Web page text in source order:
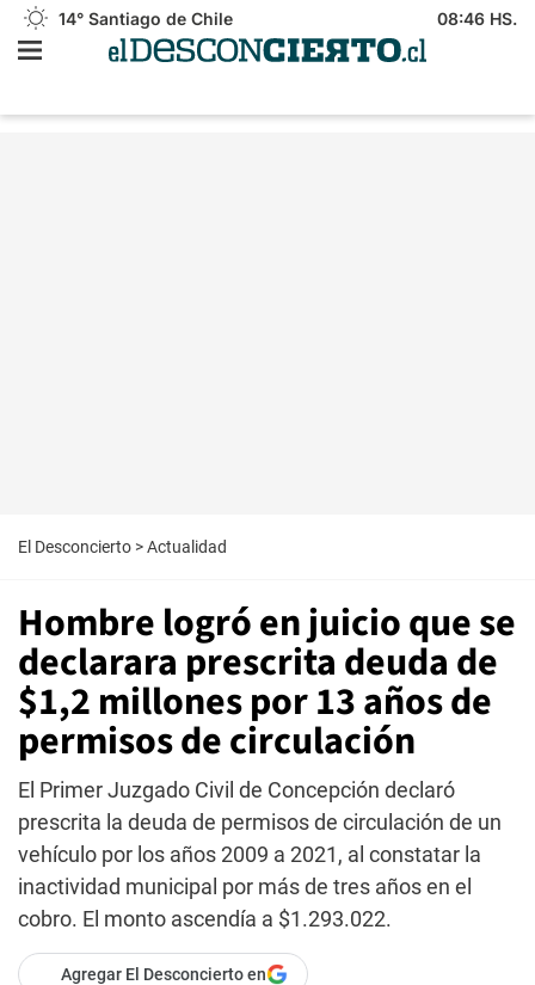
14° Santiago de Chile 08:46 HS.
El Desconcierto >Actualidad
Hombre logró en juicio que se
declarara prescrita deuda de
$1,2 millones por 13 años de
permisos de circulación
El Primer Juzgado Civil de Concepción declaró
prescrita la deuda de permisos de circulación de un
vehículo por los años 2009 a 2021, al constatar la
inactividad municipal por más de tres años en el
cobro. El monto ascendía a $1.293.022.
Agregar El Desconcierto en